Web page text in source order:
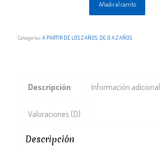
Añadir al carrito
Categorías:A PARTIR DE LOS 2 AÑOS, DE 0 A 2 AÑOS
Descripción Información adicional
Valoraciones (0)
Descripción